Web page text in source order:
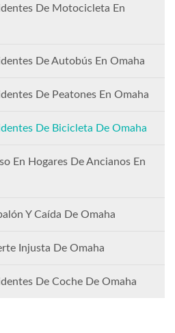
De Motocicleta En
De Autobús En Omaha
De Peatones En Omaha
De Bicicleta De Omaha
En Hogares De Ancianos En
Y Caída De Omaha
Injusta De Omaha
De Coche De Omaha